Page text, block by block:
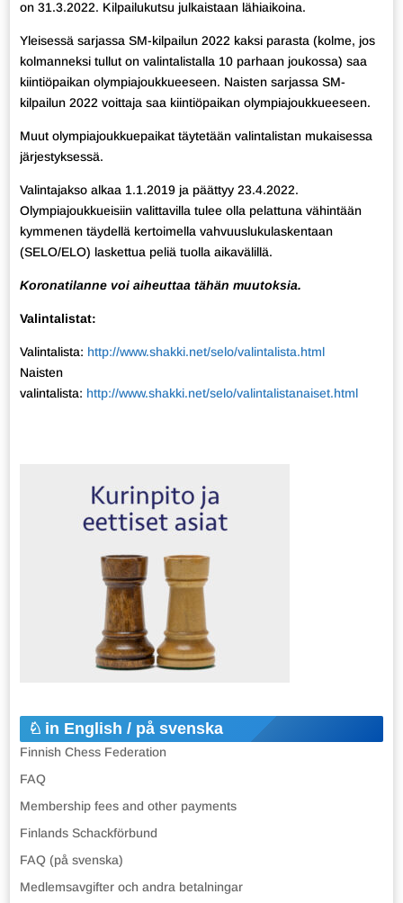
on 31.3.2022. Kilpailukutsu julkaistaan lähiaikoina.
Yleisessä sarjassa SM-kilpailun 2022 kaksi parasta (kolme, jos
kolmanneksi tullut on valintalistalla 10 parhaan joukossa) saa
kiintiöpaikan olympiajoukkueeseen. Naisten sarjassa SM-
kilpailun 2022 voittaja saa kiintiöpaikan olympiajoukkueeseen.
Muut olympiajoukkuepaikat täytetään valintalistan mukaisessa
järjestyksessä.
Valintajakso alkaa 1.1.2019 ja päättyy 23.4.2022.
Olympiajoukkueisiin valittavilla tulee olla pelattuna vähintään
kymmenen täydellä kertoimella vahvuuslukulaskentaan
(SELO/ELO) laskettua peliä tuolla aikavälillä.
Koronatilanne voi aiheuttaa tähän muutoksia.
Valintalistat:
Valintalista: http://www.shakki.net/selo/valintalista.html
Naisten
valintalista: http://www.shakki.net/selo/valintalistanaiset.html
in English / på svenska
Finnish Chess Federation
FAQ
Membership fees and other payments
Finlands Schackförbund
FAQ (på svenska)
Medlemsavgifter och andra betalningar